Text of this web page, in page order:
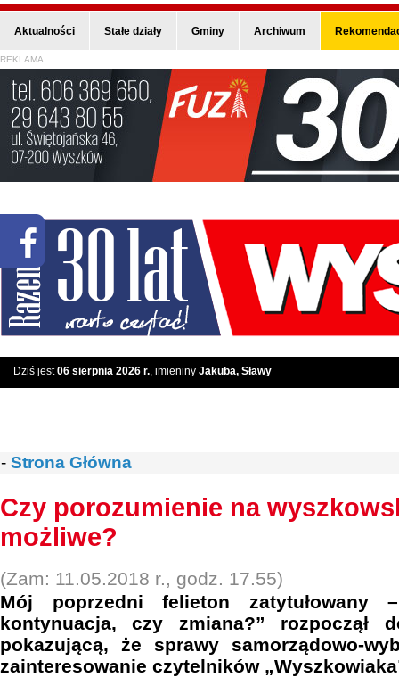
Aktualności Stałe działy Gminy Archiwum
REKLAMA
Dziś jest06 sierpnia 2026 r., imieniny Jakuba, Sławy
- Strona Główna
Czy porozumienie na
możliwe?
(Zam: 11.05.2018 r., godz. 17.55)
Mój poprzedni felieton zatytułowany
kontynuacja, czy zmiana?” rozpoczął
pokazującą, że sprawy samorządowo-
zainteresowanie czytelników